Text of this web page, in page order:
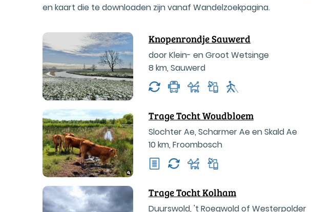
en kaart die te downloaden zijn vanaf Wandelzoekpagina.
Knopenrondje Sauwerd
door Klein- en Groot Wetsinge
8 km, Sauwerd
Trage Tocht Woudbloem
Slochter Ae, Scharmer Ae en Skald Ae
10 km, Froombosch
Trage Tocht Kolham
Duurswold, 't Roegwold of Westerpolder